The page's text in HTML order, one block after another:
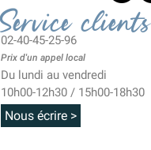
Service clients
02-40-45-25-96
Prix d'un appel local
Du lundi au vendredi
10h00-12h30 / 15h00-18h30
Nous écrire >